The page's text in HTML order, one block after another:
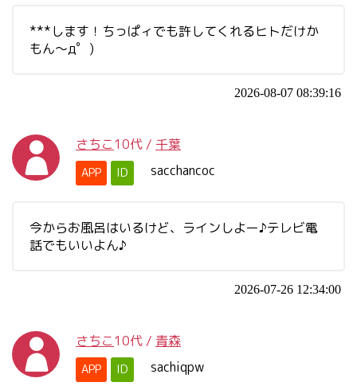
***します！ちっぱィでも許してくれるヒトだけか
もん～д゜)
2026-08-07 08:39:16
さちこ10代 / 千葉
APP ID sacchancoc
今からお風呂はいるけど、ラインしよー♪テレビ電
話でもいいよん♪
2026-07-26 12:34:00
さちこ10代 / 青森
APP ID sachiqpw